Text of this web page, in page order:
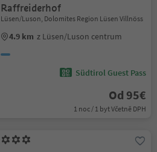
Raffreiderhof
Lüsen/Luson, Dolomites Region Lüsen Villnöss
4.9 km z Lüsen/Luson centrum
Südtirol Guest Pass
Od 95€
1 noc / 1 byt Včetně DPH